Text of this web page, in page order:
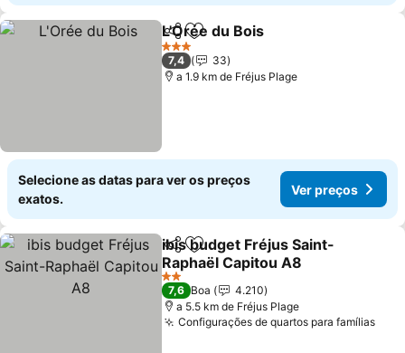
PartilharAdicionar aos favoritos
L'Orée du Bois
3 Estrelas
7,4
33
a 1.9 km de Fréjus Plage
Selecione as datas para ver os preços
exatos.
Ver preços
PartilharAdicionar aos favoritos
ibis budget Fréjus Saint-
Raphaël Capitou A8
Ver preços
2 Estrelas
7,6 Boa
4.210
a 5.5 km de Fréjus Plage
Configurações de quartos para famíliasVer